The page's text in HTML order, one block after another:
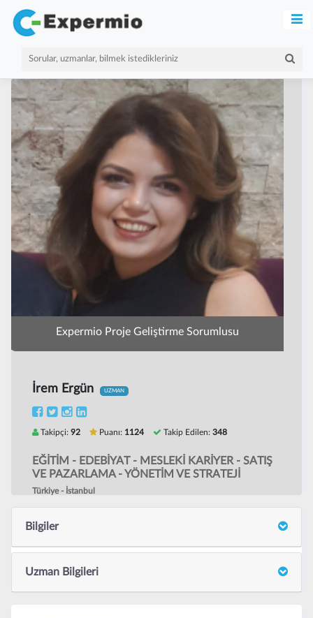
Expermio Proje Geliştirme Sorumlusu
İrem Ergün UZMAN
Takipçi: 92 Puanı: 1124 Takip Edilen: 348
EĞİTİM - EDEBİYAT - MESLEKİ KARİYER - SATIŞ
VE PAZARLAMA - YÖNETİM VE STRATEJİ
Türkiye - İstanbul
Bilgiler
Uzman Bilgileri